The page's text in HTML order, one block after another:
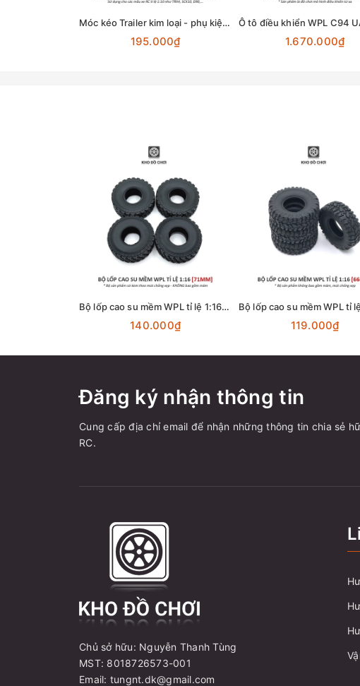
Móc kéo Trailer kim loại - phụ kiện lắp cho xe RC tỉ lệ 1:10
195.000₫ 1.670.000₫
Bộ lốp cao su mềm WPL tỉ lệ 1:16 [71MM]
140.000₫ 119.000₫
Đăng ký nhận thông tin
Cung cấp địa chỉ email để nhận những thông tin chia sẻ
RC.
Chủ sở hữu: Nguyễn Thanh Tùng
MST: 8018726573-001
Email: tungnt.dk@gmail.com